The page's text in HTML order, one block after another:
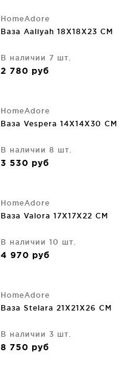
HomeAdore
Ваза Aaliyah 18X18X23 CM
В наличии 7 шт.
2 780 руб
HomeAdore
Ваза Vespera 14X14X30 CM
В наличии 8 шт.
3 530 руб
HomeAdore
Ваза Valora 17X17X22 CM
В наличии 10 шт.
4 970 руб
HomeAdore
Ваза Stelara 21X21X26 CM
В наличии 3 шт.
8 750 руб